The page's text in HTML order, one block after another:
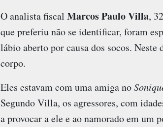
O analista fiscal Marcos Paulo Villa,
que preferiu não se identificar, foram
lábio aberto por causa dos socos.
corpo.
Eles estavam com uma amiga no
Segundo Villa, os agressores, com
a provocar a ele e ao namorado em um